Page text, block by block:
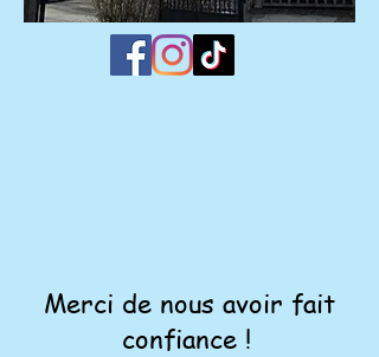
Merci de nous avoir fait
confiance !